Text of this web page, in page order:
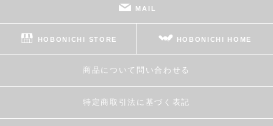
MAIL
HOBONICHI STORE HOBONICHI HOME
商品について問い合わせる
特定商取引法に基づく表記